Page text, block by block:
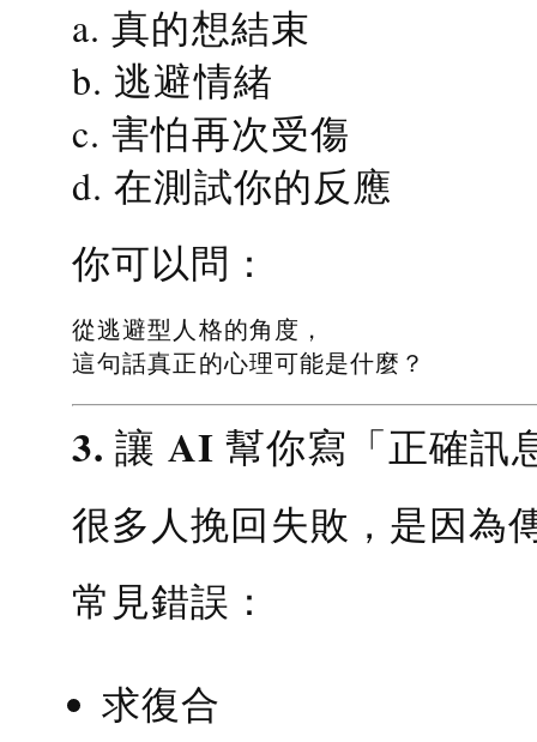
a. 真的想結束
b. 逃避情緒
c. 害怕再次受傷
d. 在測試你的反應
你可以問：
從逃避型人格的角度，
這句話真正的心理可能是什麼？
3. 讓 AI 幫你寫「正確訊
很多人挽回失敗，是因為
常見錯誤：
求復合